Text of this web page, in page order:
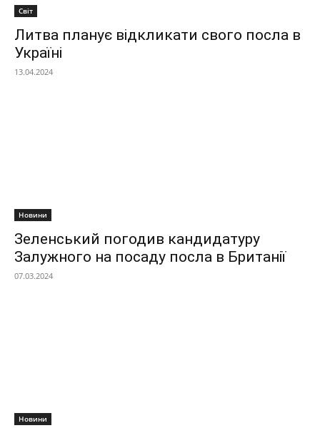
Світ
Литва планує відкликати свого посла в
Україні
13.04.2024
Новини
Зеленський погодив кандидатуру
Залужного на посаду посла в Британії
07.03.2024
Новини